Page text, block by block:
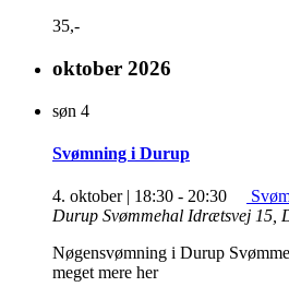
35,-
oktober 2026
søn 4
Svømning i Durup
4. oktober | 18:30 - 20:30
Durup Svømmehal Idrætsvej 15,
Nøgensvømning i Durup
meget mere her